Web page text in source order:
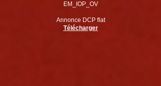
EM_IOP_OV
Annonce DCP flat
Télécharger